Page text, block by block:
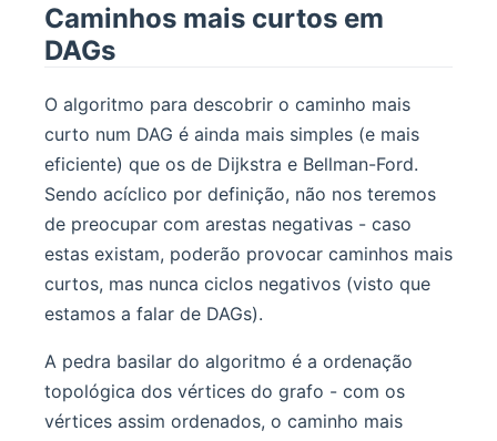
Caminhos mais curtos em
DAGs
O algoritmo para descobrir o caminho mais
curto num DAG é ainda mais simples (e mais
eficiente) que os de Dijkstra e Bellman-Ford.
Sendo acíclico por definição, não nos teremos
de preocupar com arestas negativas - caso
estas existam, poderão provocar caminhos mais
curtos, mas nunca ciclos negativos (visto que
estamos a falar de DAGs).
A pedra basilar do algoritmo é a ordenação
topológica dos vértices do grafo - com os
vértices assim ordenados, o caminho mais